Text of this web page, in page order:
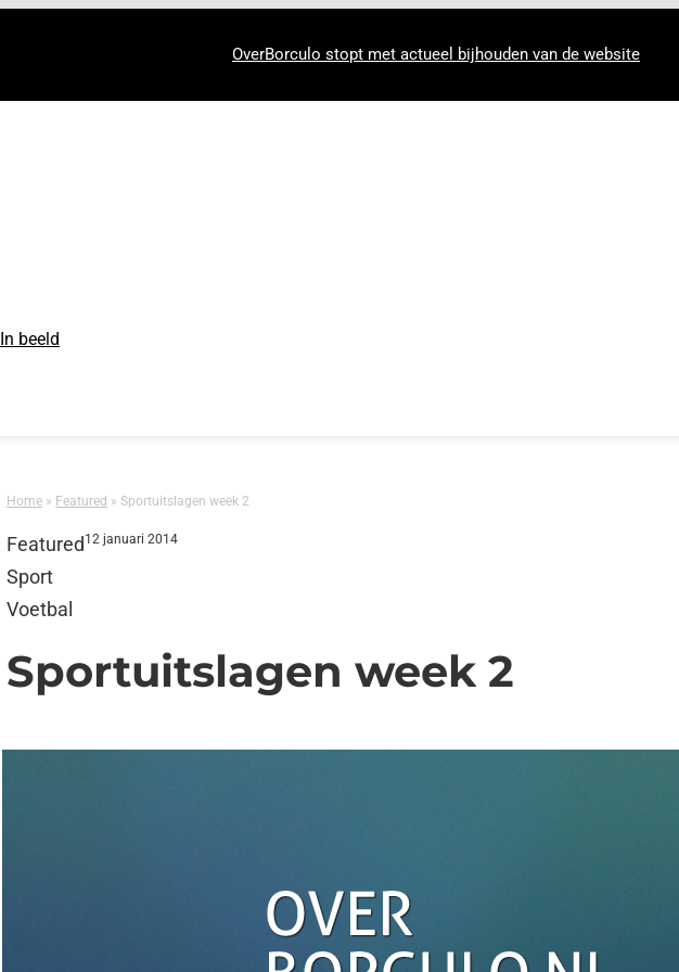
OverBorculo stopt met actueel bijhouden van de website
In beeld
Home » Featured »Sportuitslagen week 2
Featured
Sport
Voetbal
12 januari 2014
Sportuitslagen week 2